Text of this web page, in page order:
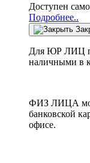
Доступен
Подробнее..
Для ЮР ЛИЦ
наличными в
ФИЗ ЛИЦА
банковской
офисе.